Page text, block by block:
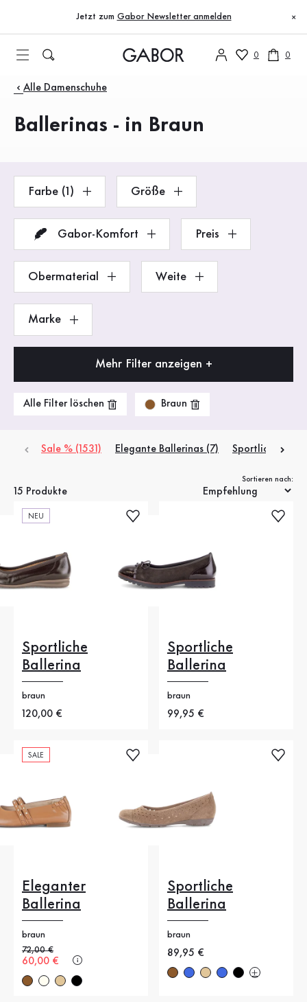
Zum Inhaltsverzeichnis
Zur Hauptnavigation
Jetzt zum Gabor Newsletter anmelden ×
0 0
Produkte
Alle Damenschuhe
Ballerinas - in Braun
Farbe (1) Größe
Gabor-Komfort Preis
Obermaterial Weite
Marke
Mehr Filter anzeigen +
Alle Filter löschen Braun
Sale % (1531) Elegante Ballerinas (7) Sportliche
15 Produkte
Sortieren nach:
NEU
Sportliche
Ballerina
braun
Neuer Preis
120,00 €
Sportliche
Ballerina
braun
Neuer Preis
99,95 €
SALE
Eleganter
Ballerina
braun
Alter Preis
72,00 €
Neuer Preis
60,00 €
Sportliche
Ballerina
braun
Neuer Preis
89,95 €